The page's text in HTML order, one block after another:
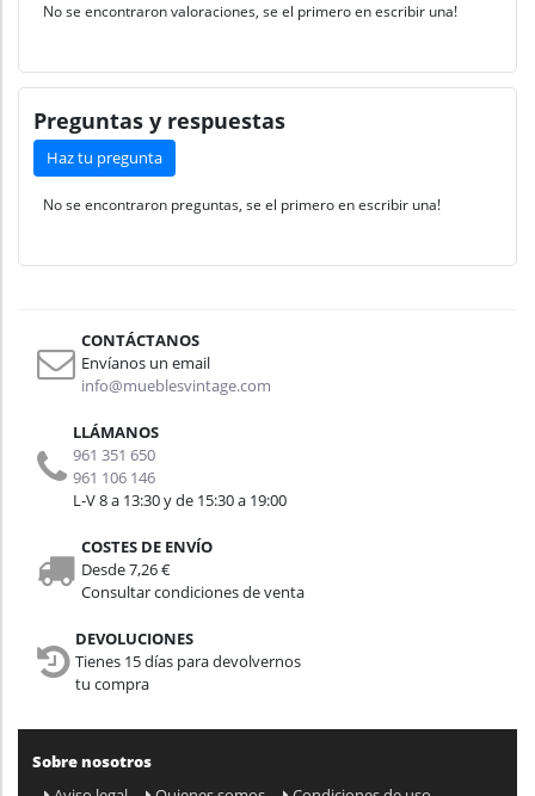
No se encontraron valoraciones, se el primero en escribir una!
Preguntas y respuestas
Haz tu pregunta
No se encontraron preguntas, se el primero en escribir una!
CONTÁCTANOS
Envíanos un email
info@mueblesvintage.com
LLÁMANOS
961 351 650
961 106 146
L-V 8 a 13:30 y de 15:30 a 19:00
COSTES DE ENVÍO
Desde 7,26 €
Consultar condiciones de venta
DEVOLUCIONES
Tienes 15 días para devolvernos
tu compra
Sobre nosotros